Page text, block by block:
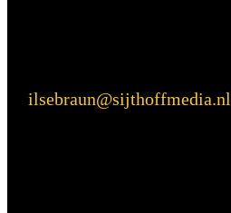
ilsebraun@sijthoffmedia.nl